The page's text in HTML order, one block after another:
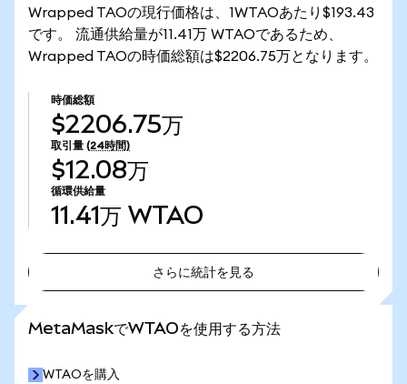
Wrapped TAOの現行価格は、1WTAOあたり$193.43
です。 流通供給量が11.41万 WTAOであるため、
Wrapped TAOの時価総額は$2206.75万となります。
時価総額
$2206.75万
取引量 (24時間)
$12.08万
循環供給量
11.41万 WTAO
さらに統計を見る
MetaMaskでWTAOを使用する方法
WTAOを購入